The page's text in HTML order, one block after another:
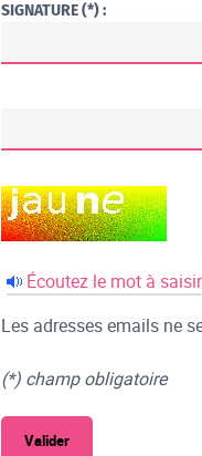
SIGNATURE (*) :
Écoutez le mot à saisir
Les adresses emails ne
(*) champ obligatoire